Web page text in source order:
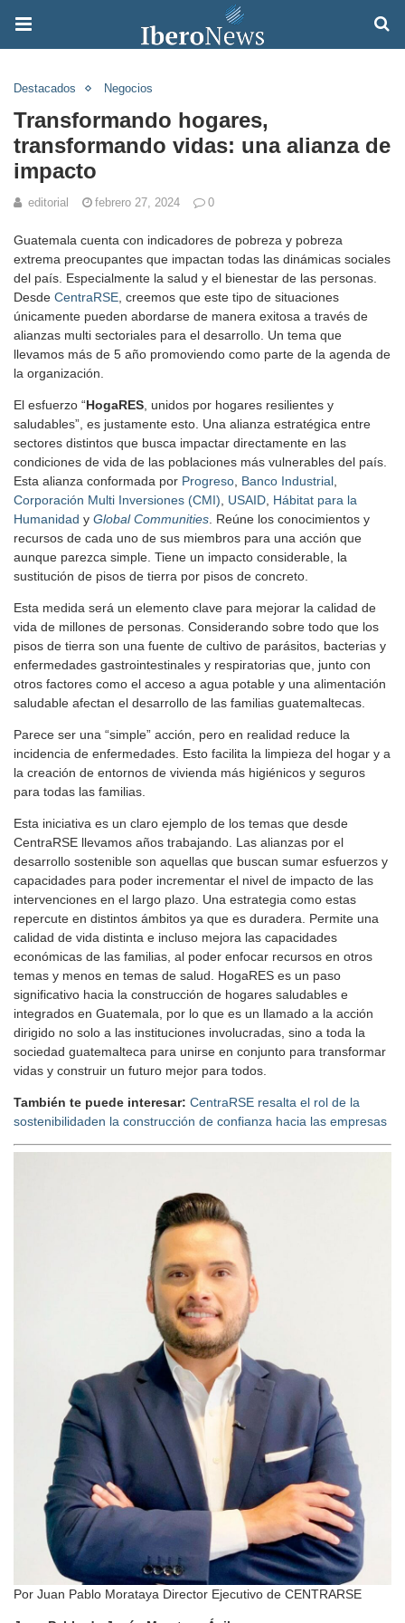
Destacados Negocios
Transformando hogares,
transformando vidas: una alianza de
impacto
editorial febrero 27, 2024 0
Guatemala cuenta con indicadores de pobreza y pobreza
extrema preocupantes que impactan todas las dinámicas sociales
del país. Especialmente la salud y el bienestar de las personas.
Desde CentraRSE , creemos que este tipo de situaciones
únicamente pueden abordarse de manera exitosa a través de
alianzas multi sectoriales para el desarrollo. Un tema que
llevamos más de 5 año promoviendo como parte de la agenda de
la organización.
El esfuerzo “HogaRES , unidos por hogares resilientes y
saludables”, es justamente esto. Una alianza estratégica entre
sectores distintos que busca impactar directamente en las
condiciones de vida de las poblaciones más vulnerables del país.
Esta alianza conformada por Progreso Banco Industrial
Corporación Multi Inversiones (CMI)
USAID Hábitat para la
Humanidad y Global Communities Reúne los conocimientos y
recursos de cada uno de sus miembros para una acción que
aunque parezca simple. Tiene un impacto considerable, la
sustitución de pisos de tierra por pisos de concreto.
Esta medida será un elemento clave para mejorar la calidad de
vida de millones de personas. Considerando sobre todo que los
pisos de tierra son una fuente de cultivo de parásitos, bacterias y
enfermedades gastrointestinales y respiratorias que, junto con
otros factores como el acceso a agua potable y una alimentación
saludable afectan el desarrollo de las familias guatemaltecas.
Parece ser una “simple” acción, pero en realidad reduce la
incidencia de enfermedades. Esto facilita la limpieza del hogar y a
la creación de entornos de vivienda más higiénicos y seguros
para todas las familias.
Esta iniciativa es un claro ejemplo de los temas que desde
CentraRSE llevamos años trabajando. Las alianzas por el
desarrollo sostenible son aquellas que buscan sumar esfuerzos y
capacidades para poder incrementar el nivel de impacto de las
intervenciones en el largo plazo. Una estrategia como estas
repercute en distintos ámbitos ya que es duradera. Permite una
calidad de vida distinta e incluso mejora las capacidades
económicas de las familias, al poder enfocar recursos en otros
temas y menos en temas de salud. HogaRES es un paso
significativo hacia la construcción de hogares saludables e
integrados en Guatemala, por lo que es un llamado a la acción
dirigido no solo a las instituciones involucradas, sino a toda la
sociedad guatemalteca para unirse en conjunto para transformar
vidas y construir un futuro mejor para todos.
También te puede interesar: CentraRSE resalta el rol de la
sostenibilidaden la construcción de confianza hacia las empresas
Por Juan Pablo Morataya Director Ejecutivo de CENTRARSE